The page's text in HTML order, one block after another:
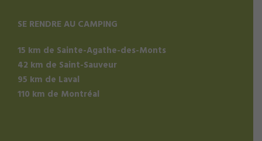
SE RENDRE AU CAMPING
15 km de Sainte-Agathe-des-Monts
42 km de Saint-Sauveur
95 km de Laval
110 km de Montréal